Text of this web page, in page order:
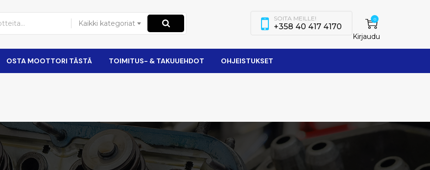
Kaikki kategoriat 0
Kirjaudu
SOITA MEILLE!
+358 40 417 4170
OSTA MOOTTORI TÄSTÄ TOIMITUS- & TAKUUEHDOT OHJEISTUKSET